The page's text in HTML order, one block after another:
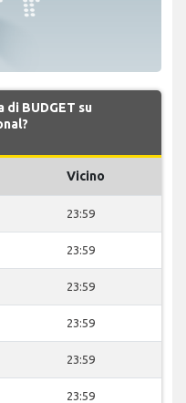
BUDGET su
Vicino
23:59
23:59
23:59
23:59
23:59
23:59